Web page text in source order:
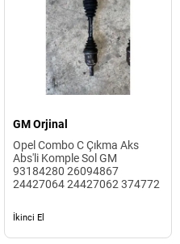
GM Orjinal
Opel Combo C Çıkma Aks
Abs'li Komple Sol GM
93184280 26094867
24427064 24427062 374772
İkinci El